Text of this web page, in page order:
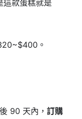
這款蛋糕就是
。
90 天內， 訂購